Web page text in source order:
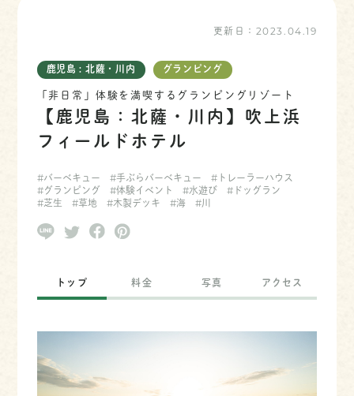
更新日： 2023.04.19
鹿児島 : 北薩・川内 グランピング
「非日常」体験を満喫するグランピングリゾート
【鹿児島：北薩・川内】吹上浜
フィールドホテル
#バーベキュー #手ぶらバーベキュー
#トレーラーハウス
#グランピング
#体験イベント #水遊び
#ドッグラン
#芝生
#草地 #木製デッキ #海 #川
トップ 料金 写真 アクセス